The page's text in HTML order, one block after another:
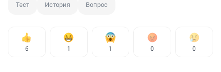
Тест История Вопрос
6 1 1 0 0